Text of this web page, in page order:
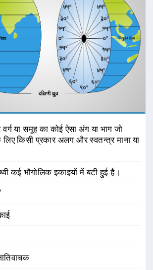
वर्ग या समूह का कोई ऐसा अंग या भाग जो
किसी प्रकार अलग और स्वतन्त्र माना या
कई भौगोलिक इकाइयों में बटी हुई है।